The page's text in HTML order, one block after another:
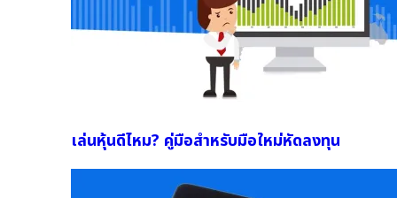
เล่นหุ้นดีไหม? คู่มือสำหรับมือใหม่หัดลงทุน